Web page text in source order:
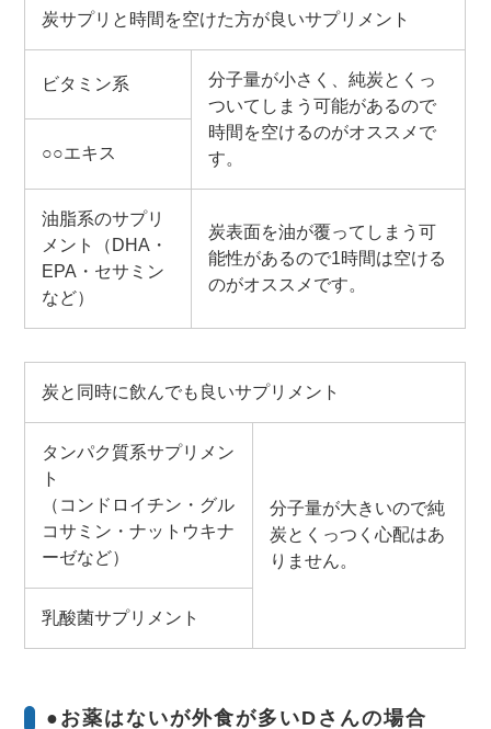
炭サプリと時間を空けた方が良いサプリメント
ビタミン系
分子量が小さく、純炭とくっ
ついてしまう可能があるので
時間を空けるのがオススメで
す。
○○エキス
油脂系のサプリ
メント（DHA・
EPA・セサミン
など）
炭表面を油が覆ってしまう可
能性があるので1時間は空ける
のがオススメです。
炭と同時に飲んでも良いサプリメント
タンパク質系サプリメン
ト
（コンドロイチン・グル
コサミン・ナットウキナ
ーゼなど）
分子量が大きいので純
炭とくっつく心配はあ
りません。
乳酸菌サプリメント
●お薬はないが外食が多いDさんの場合